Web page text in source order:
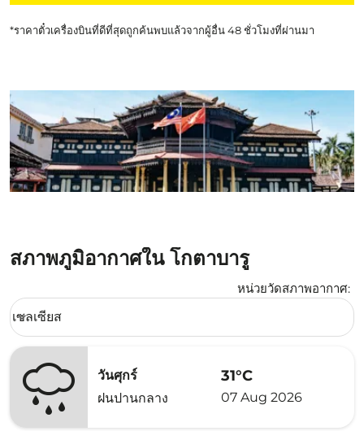
*ราคาตั๋วเครื่องบินที่ดีที่สุดถูกค้นพบแล้วจากผู้อื่น 48 ชั่วโมงที่ผ่านมา
สภาพภูมิอากาศใน โกตาบารู
หน่วยวัดสภาพอากาศ:
Weather unit option เซลเซียส Selected
เซลเซียส
keyboard_arrow_down
วันศุกร์
ฝนปานกลาง
31°C
07 Aug 2026